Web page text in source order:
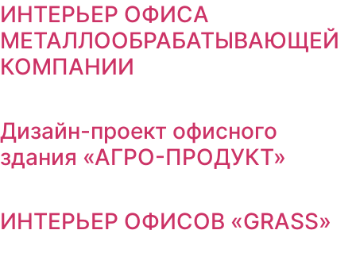
ИНТЕРЬЕР ОФИСА
МЕТАЛЛООБРАБАТЫВАЮЩЕЙ
КОМПАНИИ
Дизайн-проект офисного
здания «АГРО-ПРОДУКТ»
ИНТЕРЬЕР ОФИСОВ «GRASS»